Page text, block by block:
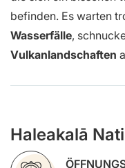
befinden. Es warten
Wasserfälle,
Vulkanlandschaften
Haleakalā